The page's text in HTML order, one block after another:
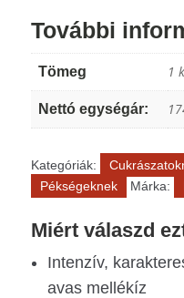
További
Tömeg 1
Nettó egységár:
Kategóriák:
Pékségeknek
Márka:
Miért válaszd
Intenzív,
avas mellékíz